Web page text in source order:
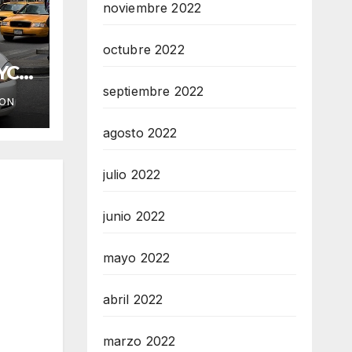
noviembre 2022
octubre 2022
septiembre 2022
agosto 2022
julio 2022
junio 2022
mayo 2022
abril 2022
marzo 2022